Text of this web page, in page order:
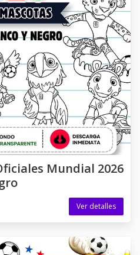
Mundial 2026
Ver detalles